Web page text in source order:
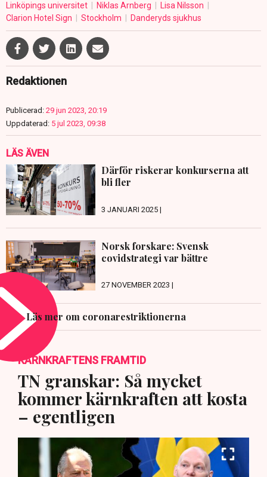
Linköpings universitet
Niklas Arnberg
Lisa Nilsson
Clarion Hotel Sign
Stockholm Danderyds sjukhus
Redaktionen
Publicerad: 29 jun 2023, 20:19
Uppdaterad: 5 jul 2023, 09:38
LÄS ÄVEN
Därför riskerar konkurserna att
bli fler
3 JANUARI 2025 |
Norsk forskare: Svensk
covidstrategi var bättre
27 NOVEMBER 2023 |
Läs mer om coronarestriktionerna
KÄRNKRAFTENS FRAMTID
TN granskar: Så mycket
kommer kärnkraften att kosta
– egentligen